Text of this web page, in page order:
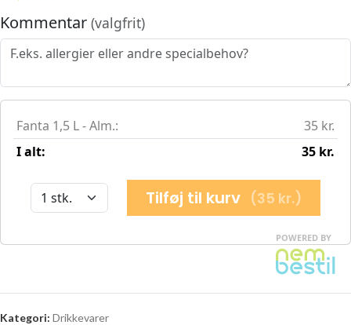
Kategori: Drikkevarer